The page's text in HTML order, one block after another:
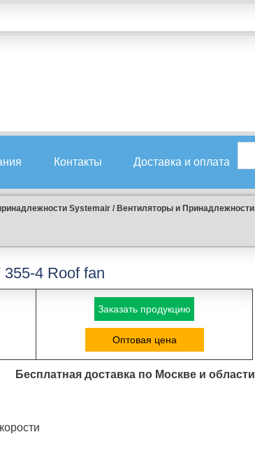
Контакты Доставка и оплата
Systemair / Вентиляторы и Принадлежности
355-4 Roof fan
Заказать продукцию
Оптовая цена
Бесплатная доставка по Москве и области